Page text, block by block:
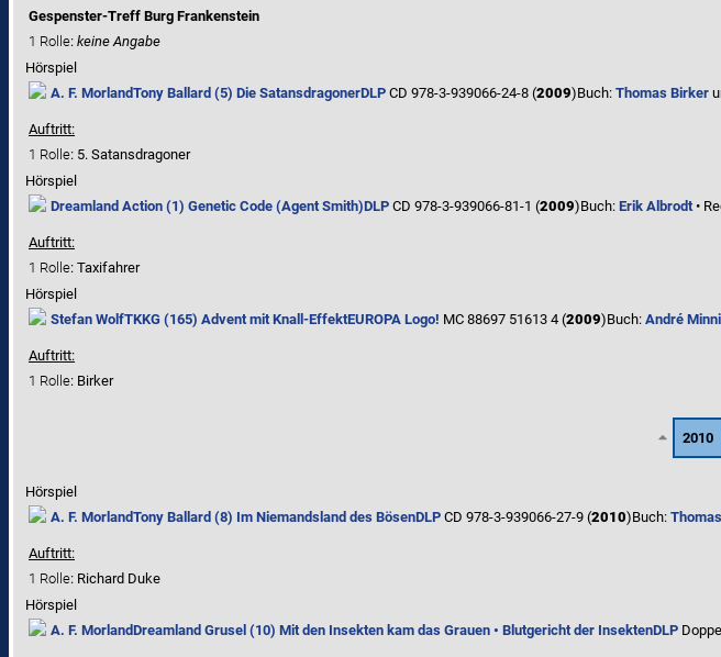
Gespenster-Treff Burg Frankenstein
1 Rolle: keine Angabe
Hörspiel
A. F. MorlandTony Ballard (5) Die SatansdragonerDLP CD 978-3-939066-24-8 (2009)Buch: Thomas Birker
Auftritt:
1 Rolle: 5. Satansdragoner
Hörspiel
Dreamland Action (1) Genetic Code (Agent Smith)DLP CD 978-3-939066-81-1 (2009)Buch: Erik Albrodt•
Auftritt:
1 Rolle: Taxifahrer
Hörspiel
Stefan WolfTKKG (165) Advent mit Knall-EffektEUROPA Logo! MC 88697 51613 4 (2009)Buch: André
Auftritt:
1 Rolle: Birker
2010
Hörspiel
A. F. MorlandTony Ballard (8) Im Niemandsland des BösenDLP CD 978-3-939066-27-9 (2010)Buch:
Auftritt:
1 Rolle: Richard Duke
Hörspiel
A. F. MorlandDreamland Grusel (10) Mit den Insekten kam das Grauen • Blutgericht der InsektenDLP